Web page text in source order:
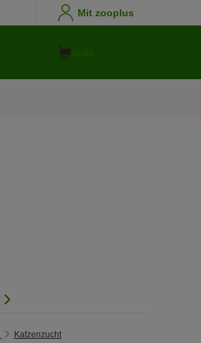
Mit zooplus
Katzenzucht